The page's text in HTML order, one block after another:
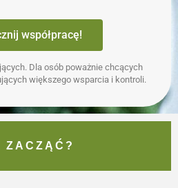
współpracę!
Dla osób poważnie chcących
większego wsparcia i kontroli.
ZACZĄĆ?